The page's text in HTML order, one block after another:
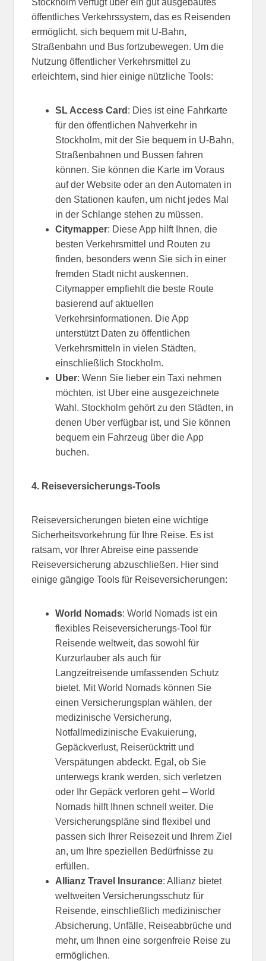
öffentliches Verkehrssystem, das es Reisenden
ermöglicht, sich bequem mit U-Bahn,
Straßenbahn und Bus fortzubewegen. Um die
Nutzung öffentlicher Verkehrsmittel zu
erleichtern, sind hier einige nützliche Tools:
SL Access Card : Dies ist eine Fahrkarte
für den öffentlichen Nahverkehr in
Stockholm, mit der Sie bequem in U-Bahn,
Straßenbahnen und Bussen fahren
können. Sie können die Karte im Voraus
auf der Website oder an den Automaten in
den Stationen kaufen, um nicht jedes Mal
in der Schlange stehen zu müssen.
Citymapper: Diese App hilft Ihnen, die
besten Verkehrsmittel und Routen zu
finden, besonders wenn Sie sich in einer
fremden Stadt nicht auskennen.
Citymapper empfiehlt die beste Route
basierend auf aktuellen
Verkehrsinformationen. Die App
unterstützt Daten zu öffentlichen
Verkehrsmitteln in vielen Städten,
einschließlich Stockholm.
Uber: Wenn Sie lieber ein Taxi nehmen
möchten, ist Uber eine ausgezeichnete
Wahl. Stockholm gehört zu den Städten, in
denen Uber verfügbar ist, und Sie können
bequem ein Fahrzeug über die App
buchen.
4. Reiseversicherungs-Tools
Reiseversicherungen bieten eine wichtige
Sicherheitsvorkehrung für Ihre Reise. Es ist
ratsam, vor Ihrer Abreise eine passende
Reiseversicherung abzuschließen. Hier sind
einige gängige Tools für Reiseversicherungen:
World Nomads: World Nomads ist ein
flexibles Reiseversicherungs-Tool für
Reisende weltweit, das sowohl für
Kurzurlauber als auch für
Langzeitreisende umfassenden Schutz
bietet. Mit World Nomads können Sie
einen Versicherungsplan wählen, der
medizinische Versicherung,
Notfallmedizinische Evakuierung,
Gepäckverlust, Reiserücktritt und
Verspätungen abdeckt. Egal, ob Sie
unterwegs krank werden, sich verletzen
oder Ihr Gepäck verloren geht – World
Nomads hilft Ihnen schnell weiter. Die
Versicherungspläne sind flexibel und
passen sich Ihrer Reisezeit und Ihrem Ziel
an, um Ihre speziellen Bedürfnisse zu
erfüllen.
Allianz Travel Insurance: Allianz bietet
weltweiten Versicherungsschutz für
Reisende, einschließlich medizinischer
Absicherung, Unfälle, Reiseabbrüche und
mehr, um Ihnen eine sorgenfreie Reise zu
ermöglichen.